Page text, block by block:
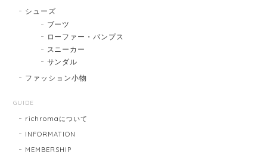
シューズ
ブーツ
ローファー・パンプス
スニーカー
サンダル
ファッション小物
GUIDE
richromaについて
INFORMATION
MEMBERSHIP